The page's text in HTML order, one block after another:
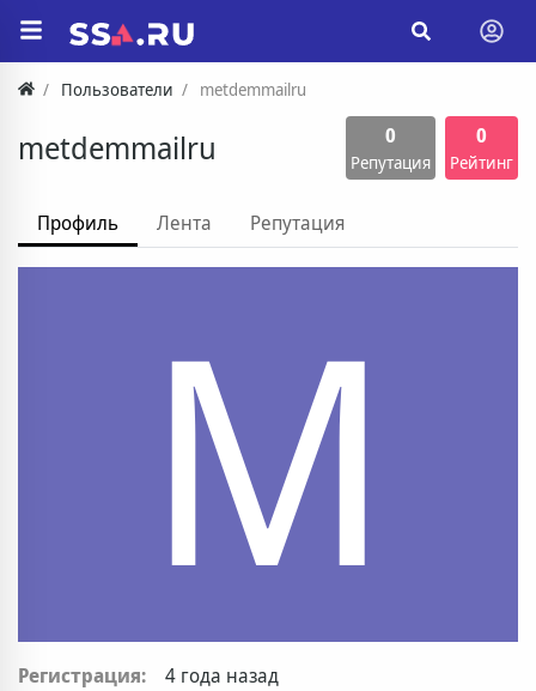
Пользователи metdemmailru
metdemmailru 0
Репутация
0
Рейтинг
Профиль Лента Репутация
M
Регистрация:
4 года назад